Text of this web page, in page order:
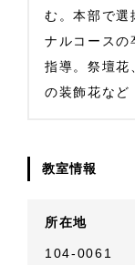
む。本部で選
ナルコースの
指導。祭壇花
の装飾花など
教室情報
所在地
104-0061